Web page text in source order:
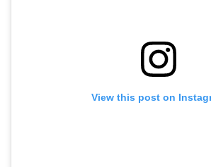
View this post on